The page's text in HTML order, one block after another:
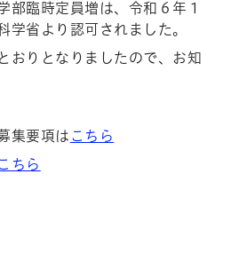
部臨時定員増は、令和６年１
学省より認可されました。
おりとなりましたので、お知
集要項は こちら
ちら